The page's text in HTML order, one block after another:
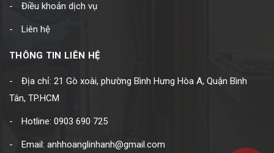
Điều khoản dịch vụ
Liên hệ
THÔNG TIN LIÊN HỆ
Địa chỉ: 21 Gò xoài, phường Bình Hưng Hòa A, Quận Bình
Tân, TP.HCM
Hotline: 0903 690 725
Email: anhhoanglinhanh@gmail.com